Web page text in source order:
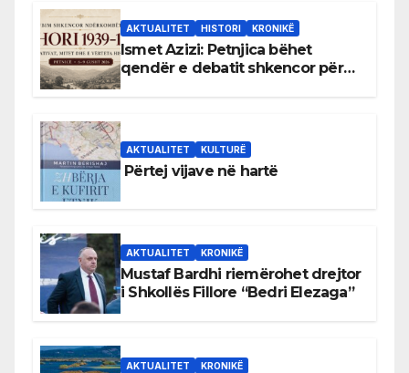
AKTUALITET HISTORI KRONIKË
Ismet Azizi: Petnjica bëhet
qendër e debatit shkencor për
AKTUALITET KULTURË
Përtej vijave në hartë
AKTUALITET KRONIKË
Mustaf Bardhi riemërohet drejtor
i Shkollës Fillore “Bedri Elezaga”
AKTUALITET KRONIKË